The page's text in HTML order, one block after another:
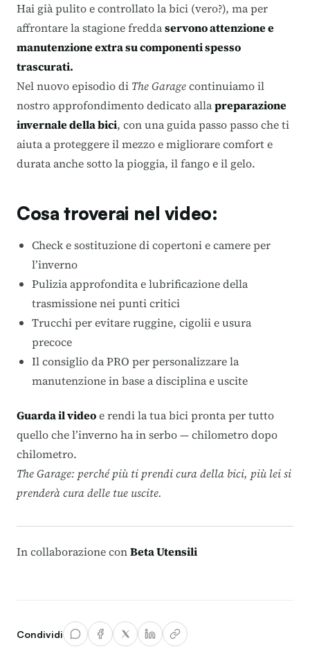
Hai già pulito e controllato la bici (vero?), ma per
affrontare la stagione freddaservono attenzione e
manutenzione extra su componenti spesso
trascurati.
Nel nuovo episodio di The Garagecontinuiamo il
nostro approfondimento dedicato allapreparazione
invernale della bici, con una guida passo passo che ti
aiuta a proteggere il mezzo e migliorare comfort e
durata anche sotto la pioggia, il fango e il gelo.
Cosa troverai nel video:
Check e sostituzione di copertoni e camere per
l’inverno
Pulizia approfondita e lubrificazione della
trasmissione nei punti critici
Trucchi per evitare ruggine, cigolii e usura
precoce
Il consiglio da PRO per personalizzare la
manutenzione in base a disciplina e uscite
Guarda il videoe rendi la tua bici pronta per tutto
quello che l’inverno ha in serbo — chilometro dopo
chilometro.
The Garage: perché più ti prendi cura della bici, più lei si
prenderà cura delle tue uscite.
In collaborazione conBeta Utensili
Condividi